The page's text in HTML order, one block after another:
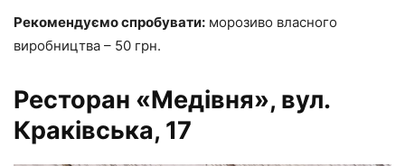
Рекомендуємо спробувати: морозиво власного
виробництва – 50 грн.
Ресторан «Медівня», вул.
Краківська, 17